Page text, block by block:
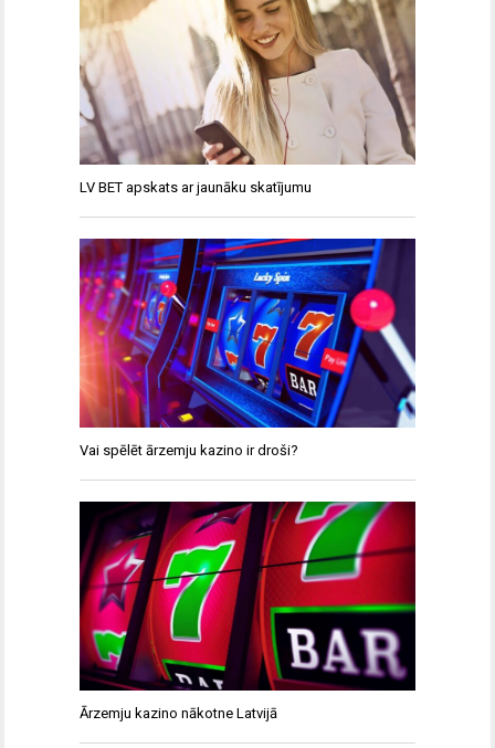
LV BET apskats ar jaunāku skatījumu
Vai spēlēt ārzemju kazino ir droši?
Ārzemju kazino nākotne Latvijā